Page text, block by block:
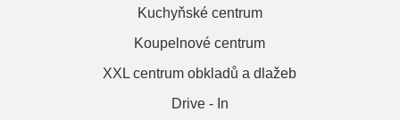
Kuchyňské centrum
Koupelnové centrum
XXL centrum obkladů a dlažeb
Drive - In